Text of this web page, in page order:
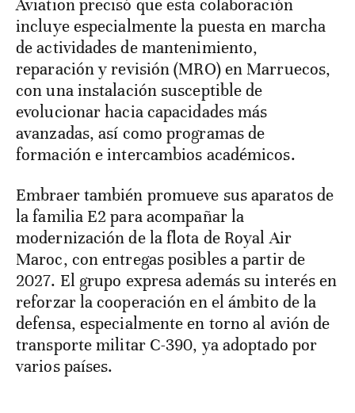
Aviation precisó que esta colaboración
incluye especialmente la puesta en marcha
de actividades de mantenimiento,
reparación y revisión (MRO) en Marruecos,
con una instalación susceptible de
evolucionar hacia capacidades más
avanzadas, así como programas de
formación e intercambios académicos.
Embraer también promueve sus aparatos de
la familia E2 para acompañar la
modernización de la flota de Royal Air
Maroc, con entregas posibles a partir de
2027. El grupo expresa además su interés en
reforzar la cooperación en el ámbito de la
defensa, especialmente en torno al avión de
transporte militar C-390, ya adoptado por
varios países.